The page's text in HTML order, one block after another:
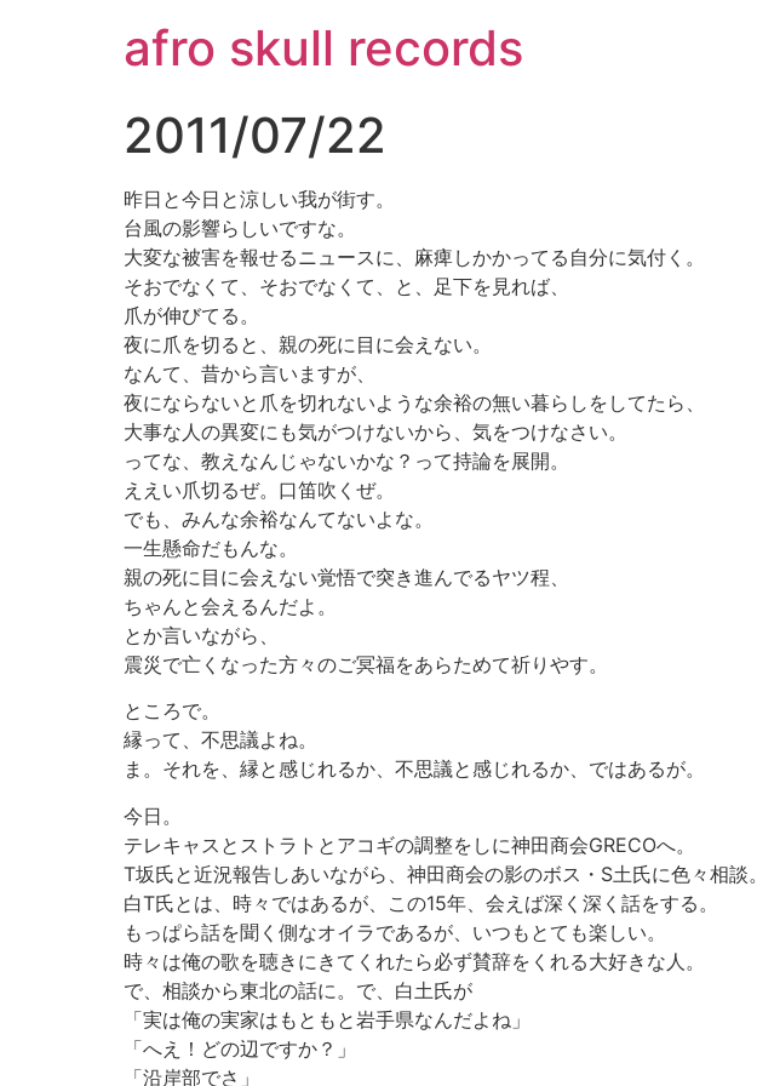
afro skull records
2011/07/22
昨日と今日と涼しい我が街す。
台風の影響らしいですな。
大変な被害を報せるニュースに、麻痺しかかってる自分に気付く。
そおでなくて、そおでなくて、と、足下を見れば、
爪が伸びてる。
夜に爪を切ると、親の死に目に会えない。
なんて、昔から言いますが、
夜にならないと爪を切れないような余裕の無い暮らしをしてたら、
大事な人の異変にも気がつけないから、気をつけなさい。
ってな、教えなんじゃないかな？って持論を展開。
ええい爪切るぜ。口笛吹くぜ。
でも、みんな余裕なんてないよな。
一生懸命だもんな。
親の死に目に会えない覚悟で突き進んでるヤツ程、
ちゃんと会えるんだよ。
とか言いながら、
震災で亡くなった方々のご冥福をあらためて祈りやす。
ところで。
縁って、不思議よね。
ま。それを、縁と感じれるか、不思議と感じれるか、ではあるが。
今日。
テレキャスとストラトとアコギの調整をしに神田商会GRECOへ。
T坂氏と近況報告しあいながら、神田商会の影のボス・S土氏に色々相談。
白T氏とは、時々ではあるが、この15年、会えば深く深く話をする。
もっぱら話を聞く側なオイラであるが、いつもとても楽しい。
時々は俺の歌を聴きにきてくれたら必ず賛辞をくれる大好きな人。
で、相談から東北の話に。で、白土氏が
「実は俺の実家はもともと岩手県なんだよね」
「へえ！どの辺ですか？」
「沿岸部でさ」